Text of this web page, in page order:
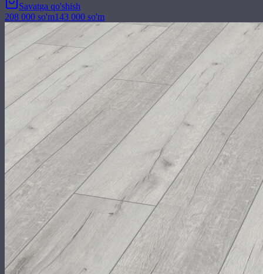
Savatga qo'shish
208 000 so'm143 000 so'm